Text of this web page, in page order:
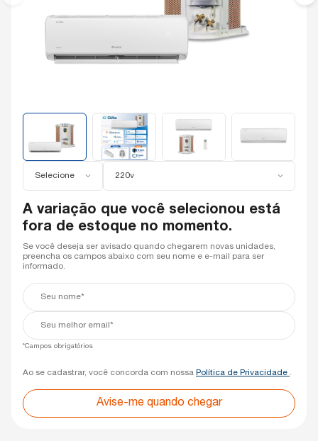
Selecione 220v
A variação que você selecionou está
fora de estoque no momento.
Se você deseja ser avisado quando chegarem novas unidades,
preencha os campos abaixo com seu nome e e-mail para ser
informado.
Seu
nome*
Seu
*Campos obrigatórios
Ao se cadastrar, você concorda com nossa Política de Privacidade .
Avise-me quando chegar